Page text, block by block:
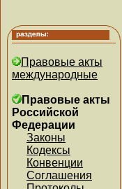
Правовые акты
международные
Правовые акты
Российской
Федерации
Законы
Кодексы
Конвенции
Соглашения